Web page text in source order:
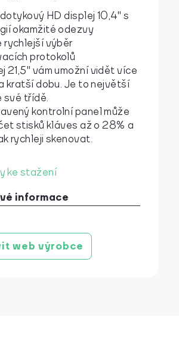
HD displej 10,4" s
okamžité odezvy
rychlejší výběr
protokolů
21,5" vám umožní vidět více
kratší dobu. Je to největší
své třídě.
kontrolní panel může
stisků kláves až o 28% a
rychleji skenovat.
ke stažení
informace
web výrobce